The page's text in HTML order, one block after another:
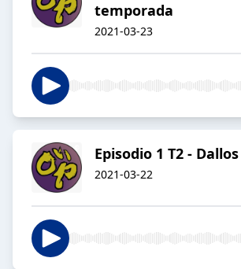
temporada
2021-03-23
Episodio 1 T2 - Dallos
2021-03-22